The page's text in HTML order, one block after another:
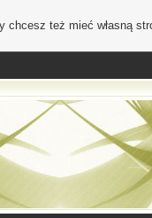
chcesz też mieć własną